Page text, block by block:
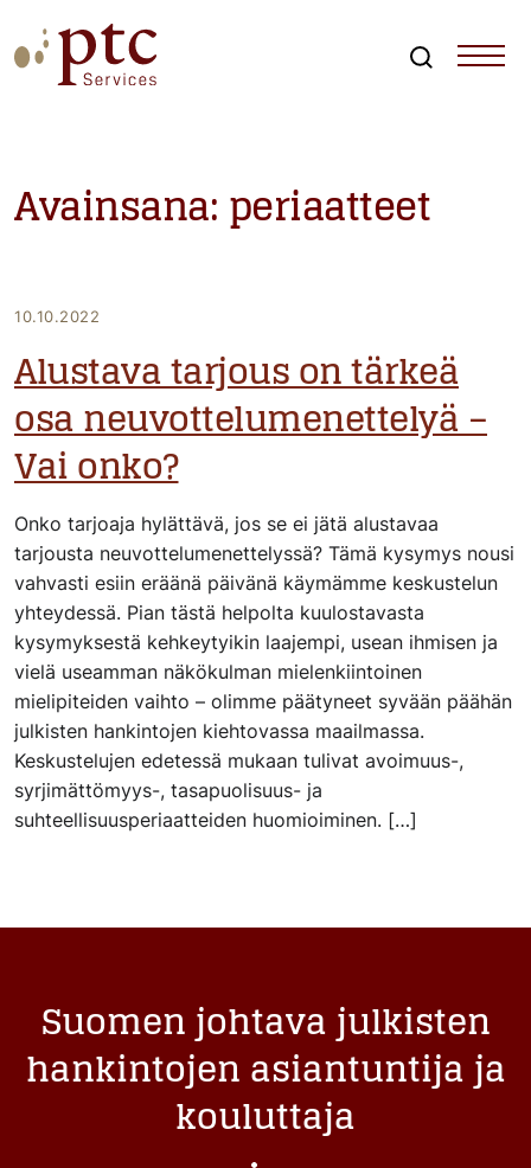
to
content
Avainsana:periaatteet
10.10.2022
Alustava tarjous on tärkeä
osa neuvottelumenettelyä –
Vai onko?
Onko tarjoaja hylättävä, jos se ei jätä alustavaa
tarjousta neuvottelumenettelyssä? Tämä kysymys nousi
vahvasti esiin eräänä päivänä käymämme keskustelun
yhteydessä. Pian tästä helpolta kuulostavasta
kysymyksestä kehkeytyikin laajempi, usean ihmisen ja
vielä useamman näkökulman mielenkiintoinen
mielipiteiden vaihto – olimme päätyneet syvään päähän
julkisten hankintojen kiehtovassa maailmassa.
Keskustelujen edetessä mukaan tulivat avoimuus-,
syrjimättömyys-, tasapuolisuus- ja
suhteellisuusperiaatteiden huomioiminen. […]
Suomen johtava julkisten
hankintojen asiantuntija ja
kouluttaja